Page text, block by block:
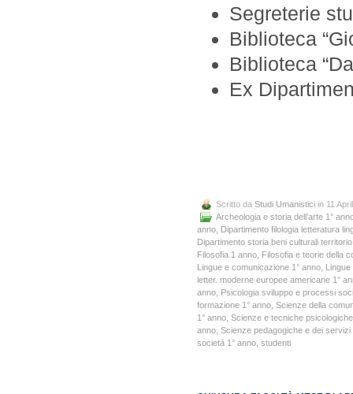
Segreterie
Biblioteca
Biblioteca
Ex
Scritto da Studi Umanistici in 11
Archeologia e storia dell’arte 1°
anno
Dipartimento filologia letteratura
Dipartimento storia beni culturali territorio
Filosofia 1 anno
Filosofia e teorie della
Lingue e comunicazione 1° anno
letter. moderne europee americane 1°
anno
Psicologia sviluppo e processi
formazione 1° anno Scienze della
1° anno Scienze e tecniche
anno Scienze pedagogiche e dei servizi
società 1° anno studenti